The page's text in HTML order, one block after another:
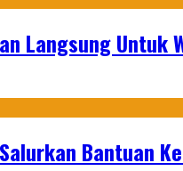
Langsung Untuk
Bantuan